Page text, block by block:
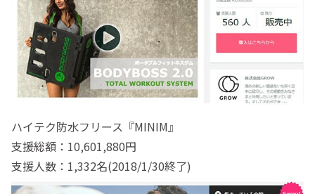
ハイテク防水フリース『MINIM』
支援総額：10,601,880円
支援人数：1,332名(2018/1/30終了)